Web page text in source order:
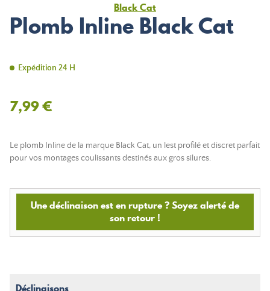
Black Cat
Plomb Inline Black Cat
Expédition 24 H
7,99 €
Le plomb Inline de la marque Black Cat, un lest profilé et discret parfait
pour vos montages coulissants destinés aux gros silures.
Une déclinaison est en rupture ? Soyez alerté de
son retour !
Déclinaisons